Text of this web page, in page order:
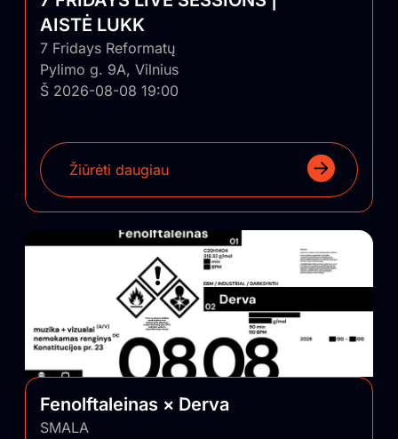
AISTĖ LUKK
7 Fridays Reformatų
Pylimo g. 9A, Vilnius
Š 2026-08-08 19:00
Žiūrėti daugiau
Fenolftaleinas × Derva
SMALA